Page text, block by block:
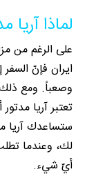
لماذا آريا
على الرغم من
ايران فإنّ
وصعباً. ومع ذلك
تعتبر آريا
ستساعدك آريا
لك، وعندما
أيّ شيء.